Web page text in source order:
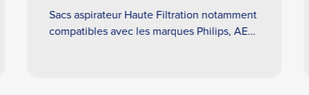
Sacs aspirateur Haute Filtration notamment
compatibles avec les marques Philips, AEG,